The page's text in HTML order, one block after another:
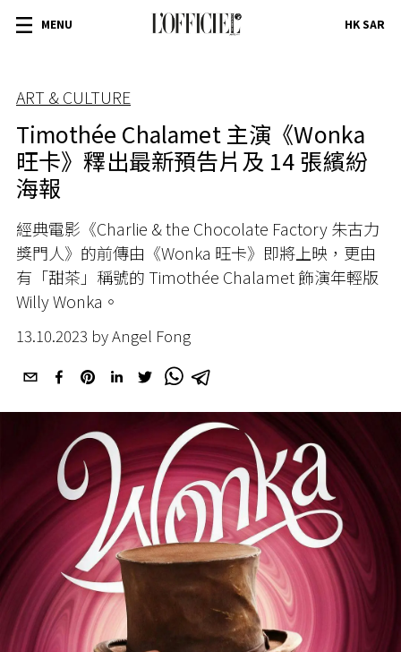
MENU HK SAR
ART & CULTURE
Timothée Chalamet 主演《Wonka
旺卡》釋出最新預告片及 14 張繽紛
海報
經典電影《Charlie & the Chocolate Factory 朱古力
獎門人》的前傳由《Wonka 旺卡》即將上映，更由
有「甜茶」稱號的 Timothée Chalamet飾演年輕版
Willy Wonka。
13.10.2023 by Angel Fong